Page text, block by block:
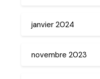
janvier 2024
novembre 2023